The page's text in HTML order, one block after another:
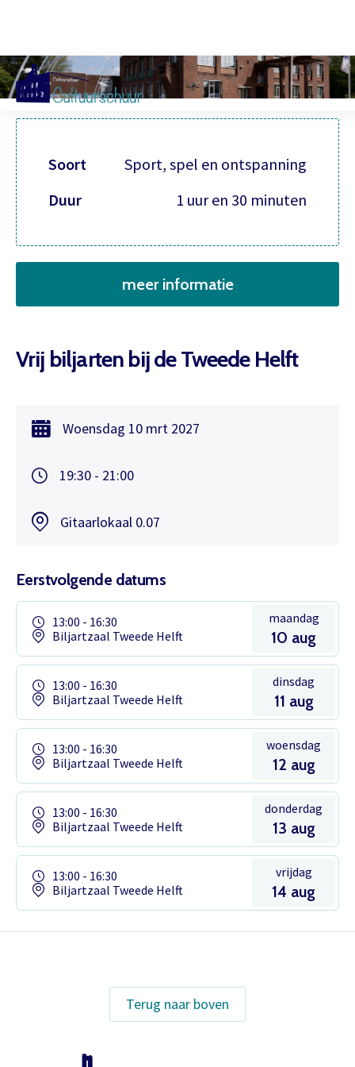
Inloggen
voorstellingen.
waardoor per voorstelling maar één
Vrij biljarten bij de Tweede Helft
Woensdag 10 mrt 2027
19:30 - 21:00
Gitaarlokaal 0.07
Eerstvolgende datums
13:00 - 16:30
Biljartzaal Tweede Helft
maandag
10 aug
13:00 - 16:30
Biljartzaal Tweede Helft
dinsdag
11 aug
13:00 - 16:30
Biljartzaal Tweede Helft
woensdag
12 aug
13:00 - 16:30
Biljartzaal Tweede Helft
donderdag
13 aug
13:00 - 16:30
Biljartzaal Tweede Helft
vrijdag
14 aug
Soort
Sport, spel en ontspanning
Duur
1 uur en 30 minuten
meer informatie
Terug naar boven